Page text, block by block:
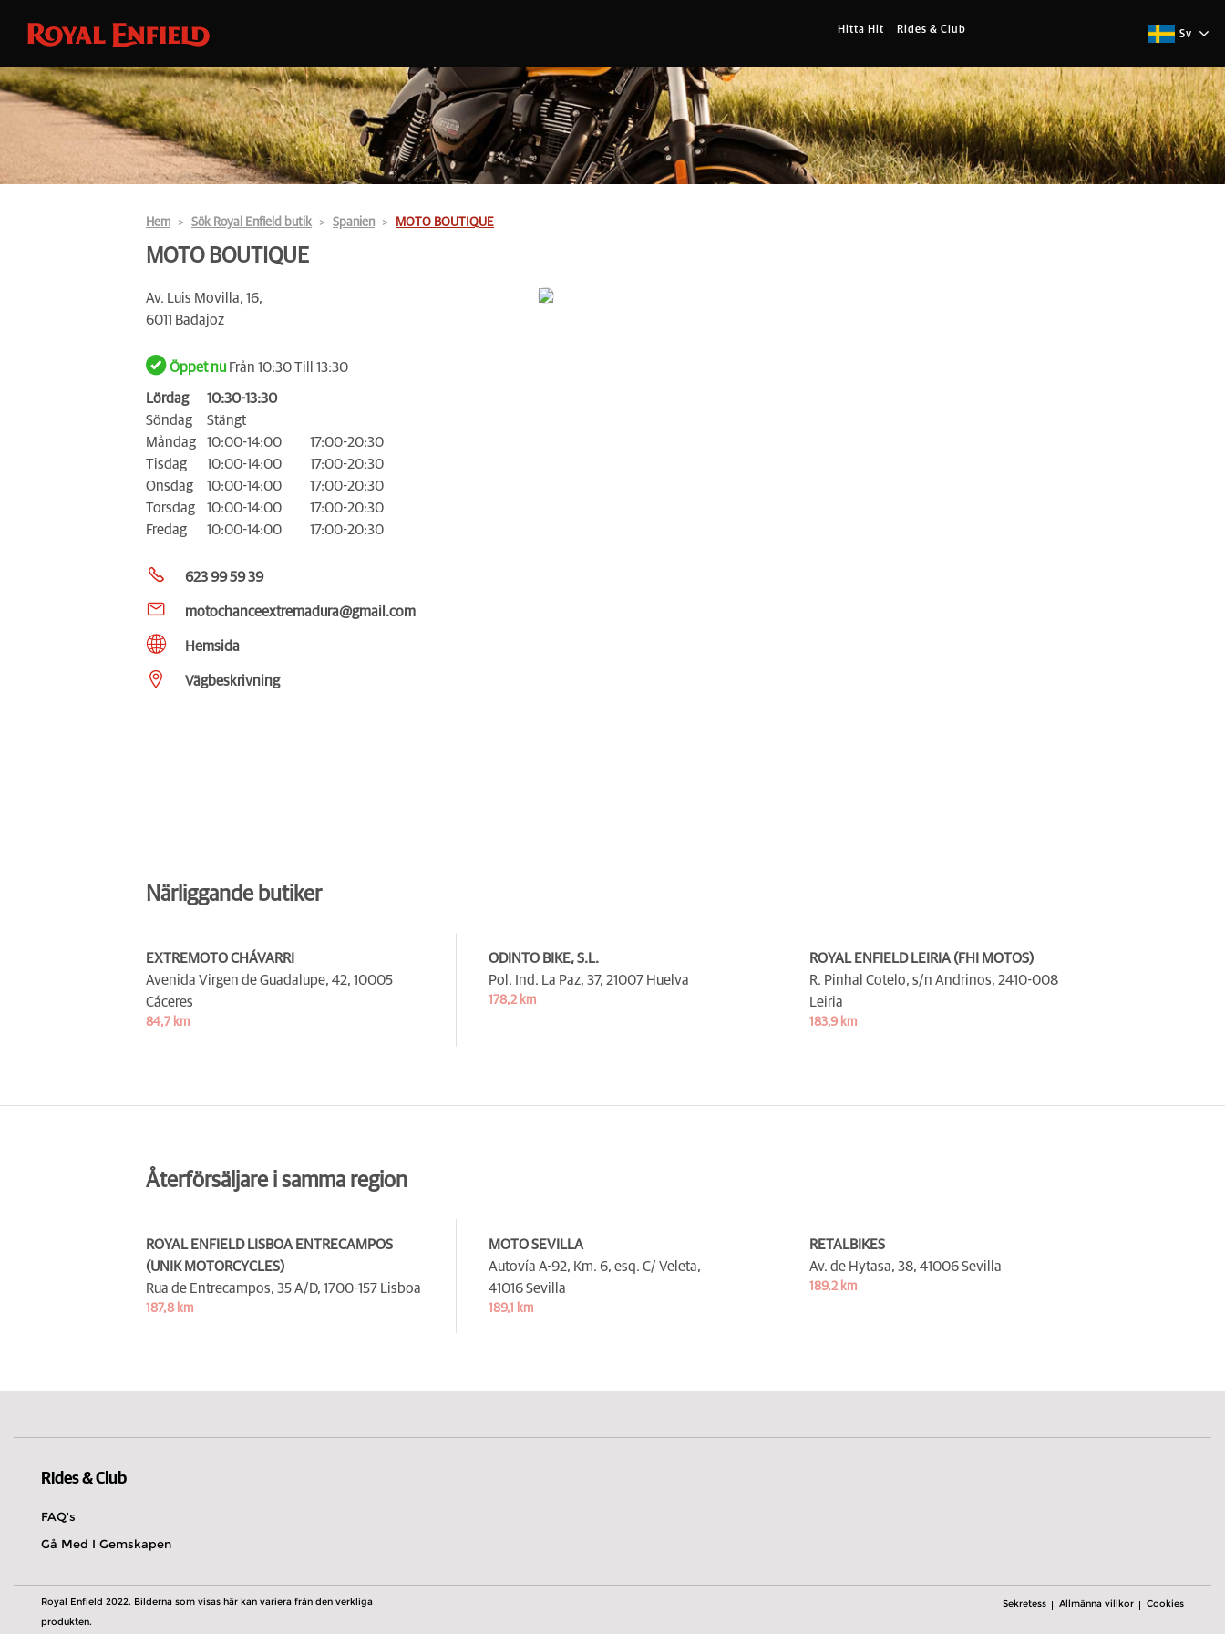
Hitta Hit Rides & Club Sv
Hem Sök Royal Enfield butik Spanien MOTO BOUTIQUE
MOTO BOUTIQUE
Av. Luis Movilla, 16,
6011 Badajoz
Öppet nu Från 10:30 Till 13:30
Lördag
10:30-13:30
Söndag
Stängt
Måndag
10:00-14:00
17:00-20:30
Tisdag
10:00-14:00
17:00-20:30
Onsdag
10:00-14:00
17:00-20:30
Torsdag
10:00-14:00
17:00-20:30
Fredag
10:00-14:00 17:00-20:30
623 99 59 39
motochanceextremadura@gmail.com
Hemsida
Vägbeskrivning
Närliggande butiker
EXTREMOTO CHÁVARRI
Avenida Virgen de Guadalupe, 42, 10005
Cáceres
84,7 km
ODINTO BIKE, S.L.
Pol. Ind. La Paz, 37, 21007 Huelva
178,2 km
ROYAL ENFIELD LEIRIA (FHI MOTOS)
R. Pinhal Cotelo, s/n Andrinos, 2410-008
Leiria
183,9 km
Återförsäljare i samma region
ROYAL ENFIELD LISBOA ENTRECAMPOS
(UNIK MOTORCYCLES)
Rua de Entrecampos, 35 A/D, 1700-157 Lisboa
187,8 km
MOTO SEVILLA
Autovía A-92, Km. 6, esq. C/ Veleta,
41016 Sevilla
189,1 km
RETALBIKES
Av. de Hytasa, 38, 41006 Sevilla
189,2 km
Rides & Club
FAQ's
Gå Med I Gemskapen
Royal Enfield 2022. Bilderna som visas här kan variera från den verkliga
produkten.
Sekretess Allmänna villkor Cookies